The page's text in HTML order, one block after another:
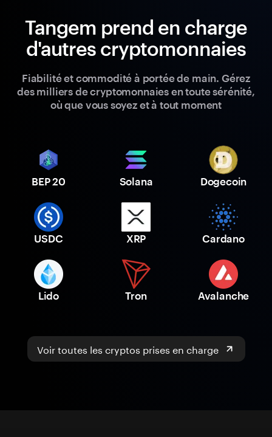
Tangem prend en charge
d'autres cryptomonnaies
Fiabilité et commodité à portée de main. Gérez
des milliers de cryptomonnaies en toute sérénité,
où que vous soyez et à tout moment
BEP 20 Solana Dogecoin
USDC XRP Cardano
Lido Tron Avalanche
Voir toutes les cryptos prises en charge